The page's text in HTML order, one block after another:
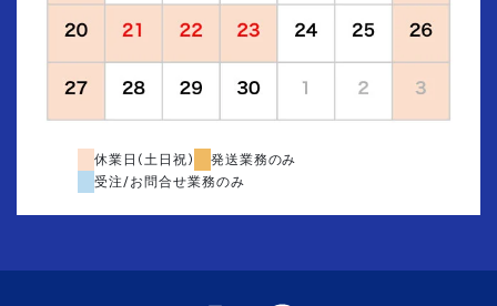
休業日(土日祝)
発送業務のみ
受注/お問合せ業務のみ